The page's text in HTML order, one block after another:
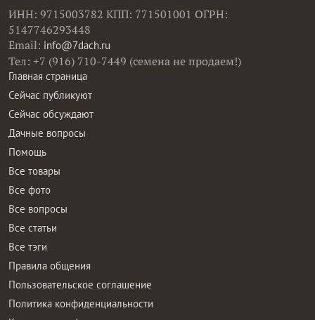
ИНН: 9715003782 КПП: 771501001 ОГРН:
5147746293448
Email: info@7dach.ru
Тел: +7 (916) 710-7449 (семена не продаем!)
Главная страница
Сейчас публикуют
Сейчас обсуждают
Дачные вопросы
Помощь
Все товары
Все фото
Все вопросы
Все статьи
Все тэги
Правила общения
Пользовательское соглашение
Политика конфиденциальности